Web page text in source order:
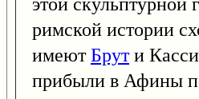
римской истории
имеютБрути
прибыли в Афины